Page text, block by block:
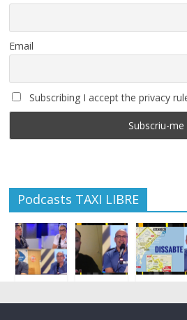
Email
Subscribing I accept the privacy
Podcasts TAXI LIBRE